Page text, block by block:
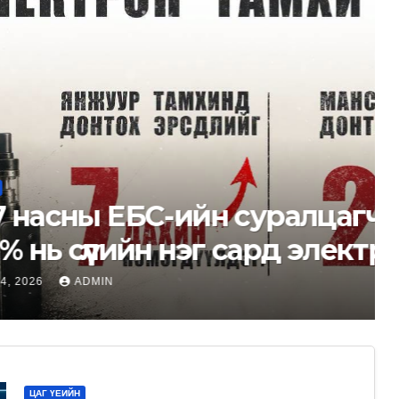
дунд:
электрон тамхи
тутмын 1 нь
ЦАГ ҮЕИЙН